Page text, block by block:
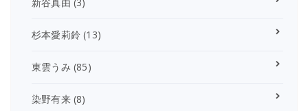
杉本愛莉鈴 (13)
東雲うみ (85)
染野有来(8)